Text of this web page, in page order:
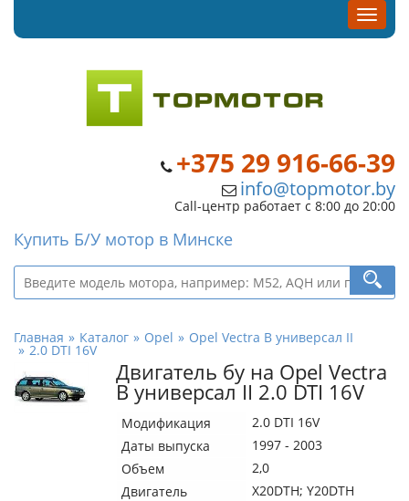
+375 29 916-66-39
info@topmotor.by
Call-центр работает с 8:00 до 20:00
Купить Б/У мотор в Минске
Главная Каталог Opel Opel Vectra B универсал II
2.0 DTI 16V
Двигатель бу на Opel Vectra
B универсал II 2.0 DTI 16V
Модификация
2.0 DTI 16V
Даты выпуска
1997 - 2003
Объем
2,0
Двигатель
X20DTH; Y20DTH